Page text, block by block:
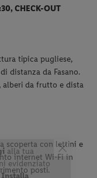
CHECK-OUT
tipica pugliese,
distanza da Fasano.
alberi da frutto e dista
scoperta con lettini e
internet Wi-Fi in
posti.